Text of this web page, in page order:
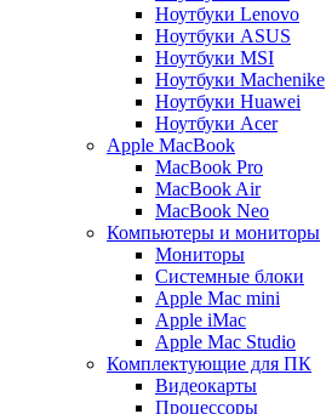
Ноутбуки Lenovo
Ноутбуки ASUS
Ноутбуки MSI
Ноутбуки Machenike
Ноутбуки Huawei
Ноутбуки Acer
Apple MacBook
MacBook Pro
MacBook Air
MacBook Neo
Компьютеры и мониторы
Мониторы
Системные блоки
Apple Mac mini
Apple iMac
Apple Mac Studio
Комплектующие для ПК
Видеокарты
Процессоры